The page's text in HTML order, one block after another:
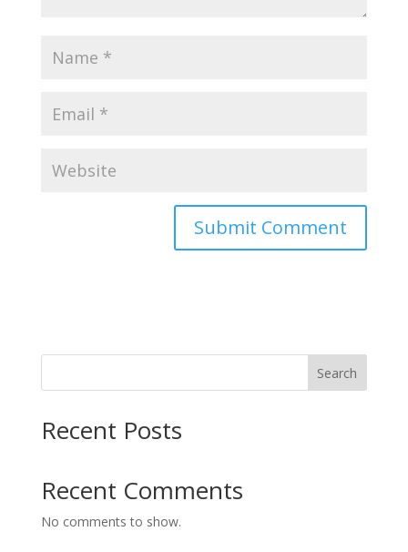
Search
Recent Posts
Recent Comments
No comments to show.